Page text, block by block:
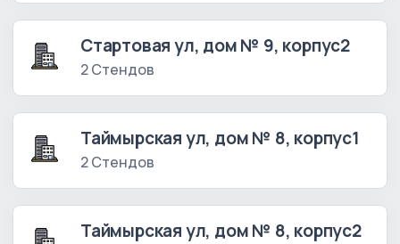
Стартовая ул, дом № 9, корпус2
2 Стендов
Таймырская ул, дом № 8, корпус1
2 Стендов
Таймырская ул, дом № 8, корпус2